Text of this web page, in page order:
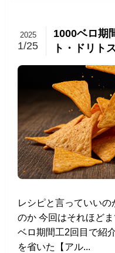
1000ベロ期
ト・ドリト
2025
1/25
レシピと言っていい
のか 今回はそれほど
ベロ期間工2回目で紹
を省いた【アル...